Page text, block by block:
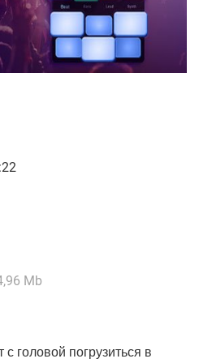
Mb
головой погрузиться в